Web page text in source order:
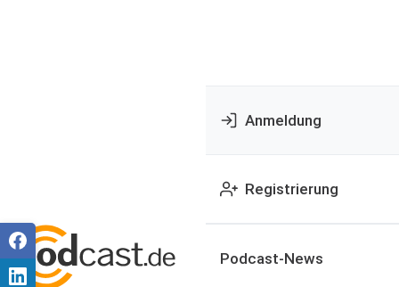
Anmeldung
Registrierung
Podcast-News